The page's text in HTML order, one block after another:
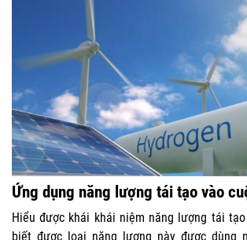
Ứng dụng năng lượng tái tạo vào
Hiểu được khái khái niệm năng lượng tái
biết được loại năng lượng này được dùng